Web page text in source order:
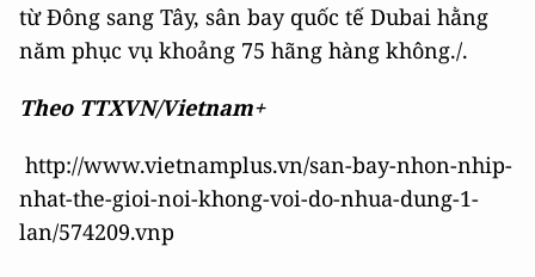
từ Đông sang Tây, sân bay quốc tế Dubai hằng
năm phục vụ khoảng 75 hãng hàng không./.
Theo TTXVN/Vietnam+
http://www.vietnamplus.vn/san-bay-nhon-nhip-
nhat-the-gioi-noi-khong-voi-do-nhua-dung-1-
lan/574209.vnp